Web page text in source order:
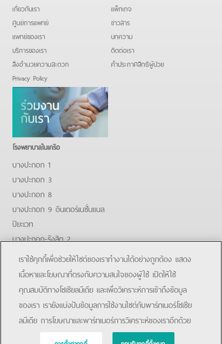
เกี่ยวกับเรา
ศูนย์การแพทย์
แพทย์ของเรา
บริการของเรา
สิ่งอำนวยความสะดวก
Privacy Policy
แพ็กเกจ
ข่าวสาร
บทความ
ติดต่อเรา
คําประกาศสิทธิผู้ป่วย
โรงพยาบาลในเครือ
บางปะกอก 1
บางปะกอก 3
บางปะกอก 8
บางปะกอก 9 อินเตอร์เนชั่นแนล
ปิยะเวท
บางปะกอก-รังสิต 2
บางปะกอกสมุทรปราการ
FacebookYoutubeLine
โรงพยาบาลบางปะกอก 9 อินเตอร์เนชั่นแนล
เราใช้คุกกี้เพื่อช่วยให้ไซต์ของเราทำงานได้อย่างถูกต้อง แสดง
เนื้อหาและโฆษณาที่ตรงกับความสนใจของผู้ใช้ เปิดให้ใช้
คุณสมบัติทางโซเชียลมีเดีย และเพื่อวิเคราะห์การเข้าถึงข้อมูล
ของเรา เรายังแบ่งปันข้อมูลการใช้งานไซต์กับพาร์ทเนอร์โซเชีย
ลมีเดีย การโฆษณาและพาร์ทเนอร์การวิเคราะห์ของเราอีกด้วย